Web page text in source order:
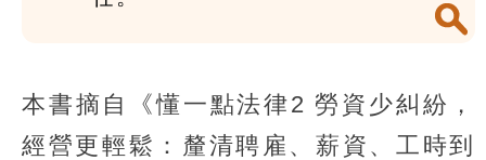
本書摘自《懂一點法律2 勞資少糾紛，
經營更輕鬆：釐清聘雇、薪資、工時到